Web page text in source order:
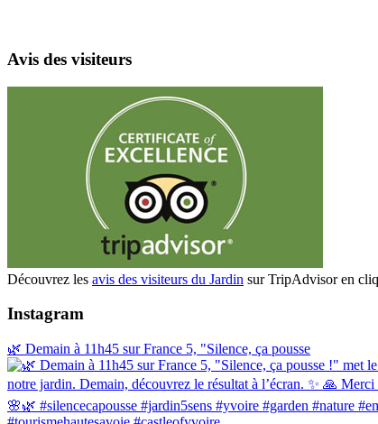
Avis des visiteurs
Découvrez les avis des visiteurs du Jardin sur TripAdvisor en
Instagram
🌿 Demain à 11h45 sur France 5, "Silence, ça pousse